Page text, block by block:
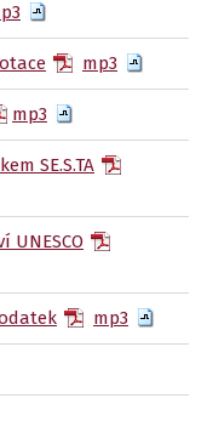
mp3
mp3
SE.S.TA
UNESCO
mp3